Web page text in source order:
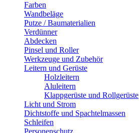
Farben
Wandbeläge
Putze / Baumaterialien
Verdünner
Abdecken
Pinsel und Roller
Werkzeuge und Zubehör
Leitern und Gerüste
Holzleitern
Aluleitern
Klappgerüste und Rollgerüste
Licht und Strom
Dichtstoffe und Spachtelmassen
Schleifen
Personenschutz